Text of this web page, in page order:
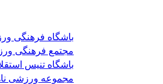
باشگاه فرهنگی
مجتمع فرهنگی
باشگاه تنیس
مجموعه ورزشی